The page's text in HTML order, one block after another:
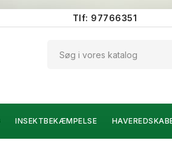
Tlf: 97766351
INSEKTBEKÆMPELSE